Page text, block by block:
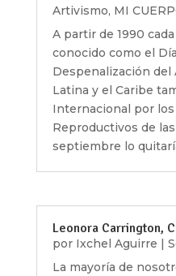
Artivismo, MI
A partir de 1990
conocido como el
Despenalización del
Latina y el Caribe
Internacional por
Reproductivos de
septiembre lo
Leonora Carrington,
por Ixchel Aguirre |
La mayoría de